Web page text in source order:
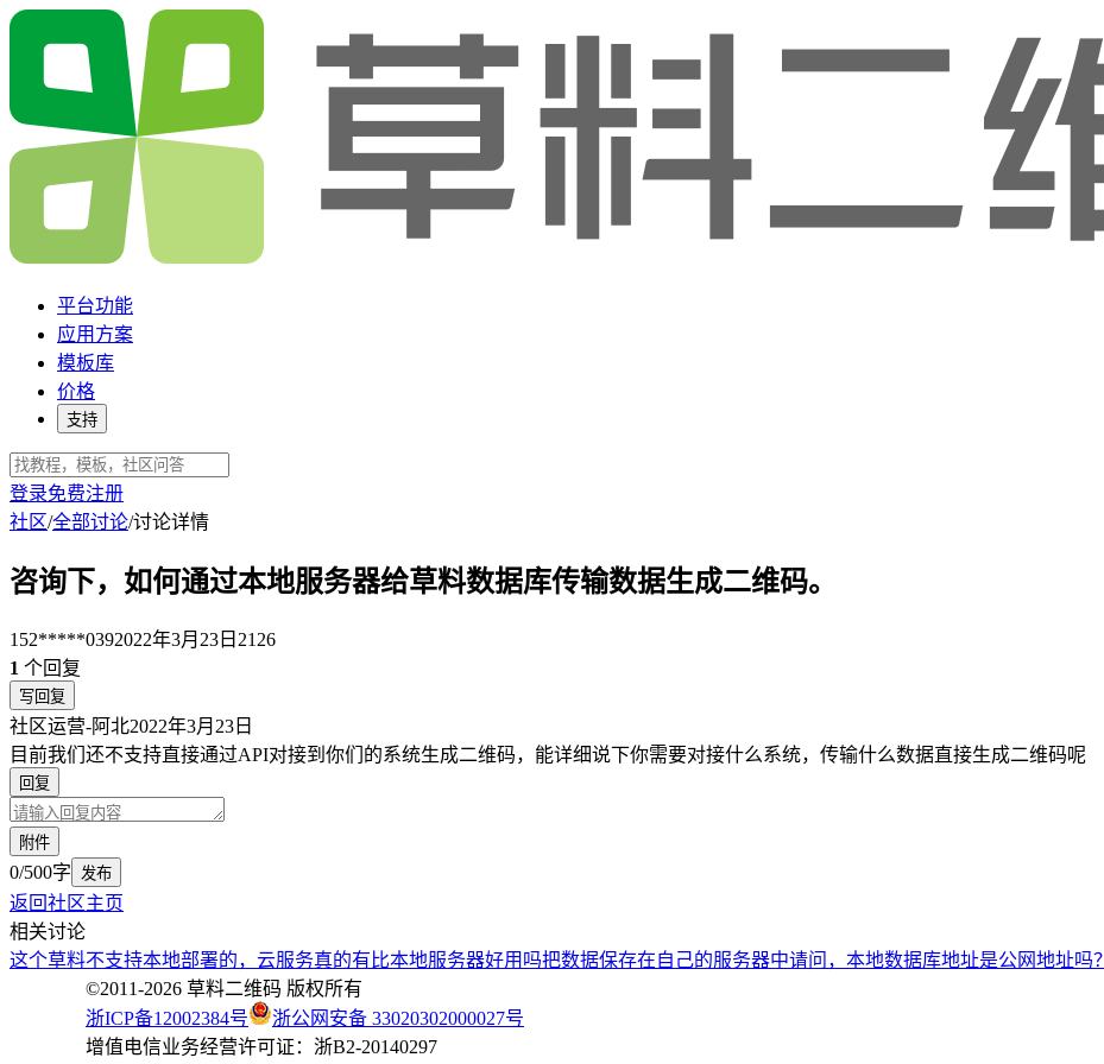
平台功能
应用方案
模板库
价格
支持
登录免费注册
社区/全部讨论/讨论详情
咨询下，如何通过本地服务器给草料数据库传输数据生成二维码。
152*****0392022年3月23日 2126
1 个回复
写回复
社区运营-阿北2022年3月23日
目前我们还不支持直接通过API对接到你们的系统生成二维码，能详细说下你需要对接什么系统，传输什么数据直接生成二维码呢
回复
附件
0/500字 发布
返回社区主页
相关讨论
这个草料不支持本地部署的，云服务真的有比本地服务器好用吗把数据保存在自己的服务器中请问，本地数据库地址是公网地址吗？
©2011-2026 草料二维码 版权所有
浙ICP备12002384号
浙公网安备 33020302000027号
增值电信业务经营许可证：浙B2-20140297